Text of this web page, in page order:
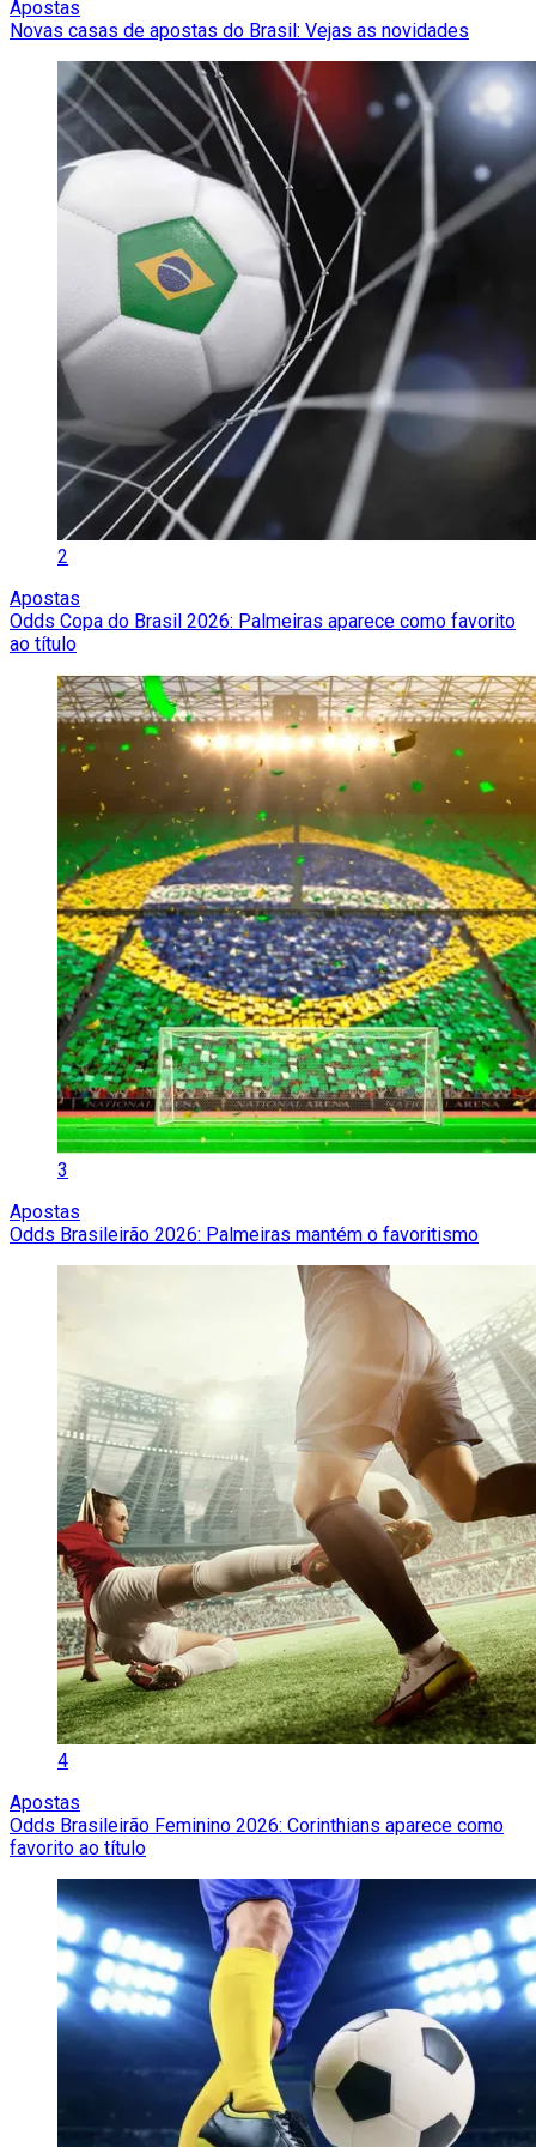
Apostas
Novas casas de apostas do Brasil: Vejas as novidades
2
Apostas
Odds Copa do Brasil 2026: Palmeiras aparece como favorito
ao título
3
Apostas
Odds Brasileirão 2026: Palmeiras mantém o favoritismo
4
Apostas
Odds Brasileirão Feminino 2026: Corinthians aparece como
favorito ao título